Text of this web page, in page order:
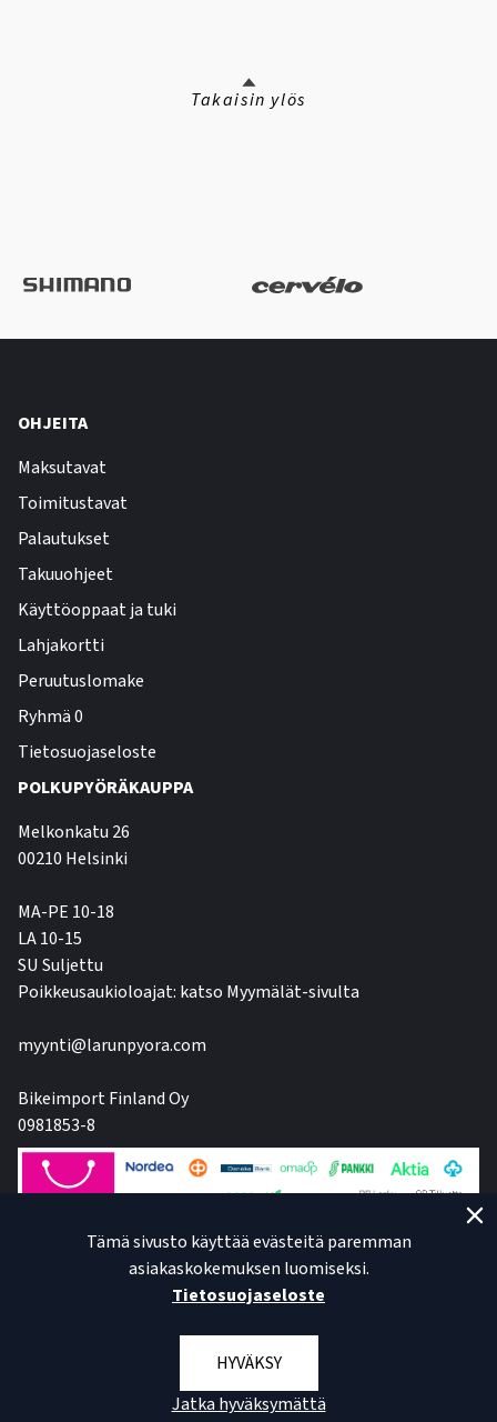
Takaisin ylös
OHJEITA
Maksutavat
Toimitustavat
Palautukset
Takuuohjeet
Käyttöoppaat ja tuki
Lahjakortti
Peruutuslomake
Ryhmä 0
Tietosuojaseloste
POLKUPYÖRÄKAUPPA
Melkonkatu 26
00210 Helsinki
MA-PE 10-18
LA 10-15
SU Suljettu
Poikkeusaukioloajat: katso Myymälät-sivulta
myynti@larunpyora.com
Bikeimport Finland Oy
0981853-8
Tämä sivusto käyttää evästeitä paremman
asiakaskokemuksen luomiseksi.
Tietosuojaseloste
HYVÄKSY
Jatka hyväksymättä